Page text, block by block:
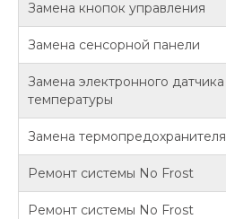
Замена кнопок управления
Замена сенсорной панели
Замена электронного датчика
температуры
Замена термопредохранителя
Ремонт системы No Frost
Ремонт системы No Frost